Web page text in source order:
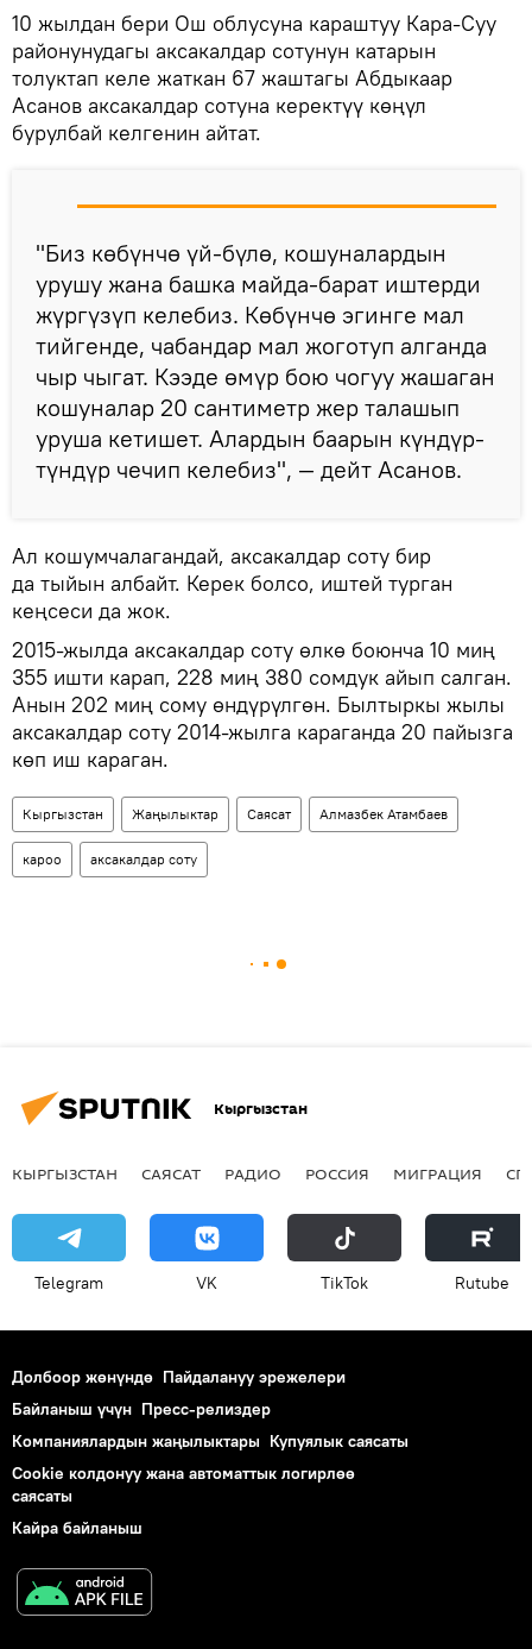
10 жылдан бери Ош облусуна караштуу Кара-Суу
районунудагы аксакалдар сотунун катарын
толуктап келе жаткан 67 жаштагы Абдыкаар
Асанов аксакалдар сотуна керектүү көңүл
бурулбай келгенин айтат.
"Биз көбүнчө үй-бүлө, кошуналардын
урушу жана башка майда-барат иштерди
жүргүзүп келебиз. Көбүнчө эгинге мал
тийгенде, чабандар мал жоготуп алганда
чыр чыгат. Кээде өмүр бою чогуу жашаган
кошуналар 20 сантиметр жер талашып
уруша кетишет. Алардын баарын күндүр-
түндүр чечип келебиз", — дейт Асанов.
Ал кошумчалагандай, аксакалдар соту бир
да тыйын албайт. Керек болсо, иштей турган
кеңсеси да жок.
2015-жылда аксакалдар соту өлкө боюнча 10 миң
355 ишти карап, 228 миң 380 сомдук айып салган.
Анын 202 миң сому өндүрүлгөн. Былтыркы жылы
аксакалдар соту 2014-жылга караганда 20 пайызга
көп иш караган.
Кыргызстан Жаңылыктар Саясат Алмазбек Атамбаев
кароо аксакалдар соту
Кыргызстан
КЫРГЫЗСТАН САЯСАТ РАДИО РОССИЯ МИГРАЦИЯ
Telegram VK ТikТоk Rutube
Долбоор жөнүндө Пайдалануу эрежелери
Байланыш үчүн Пресс-релиздер
Компаниялардын жаңылыктары Купуялык саясаты
Cookie колдонуу жана автоматтык логирлөө
саясаты
Кайра байланыш